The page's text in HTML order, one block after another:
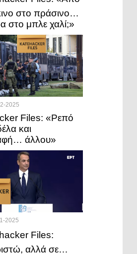
στο πράσινο…
στο μπλε χαλί;»
2025
Files: «Ρεπό
και
άλλου»
2025
Files:
αλλά σε…